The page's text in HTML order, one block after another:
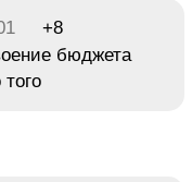
+8
бюджета